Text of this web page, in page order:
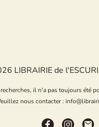
LIBRAIRIE de
il n'a pas toujours
nous contacter :